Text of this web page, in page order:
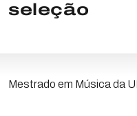
seleção
Mestrado em Música da